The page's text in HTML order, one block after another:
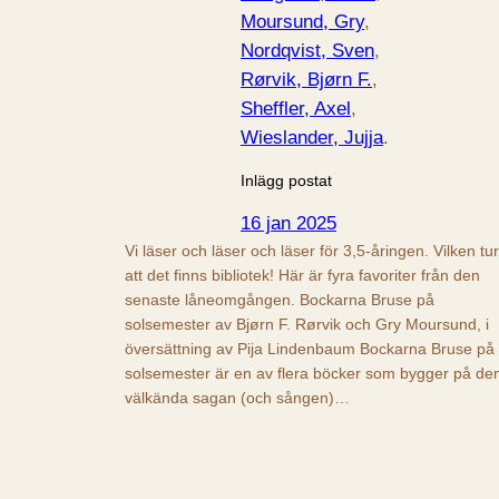
Moursund, Gry
Nordqvist, Sven
Rørvik, Bjørn F.
Sheffler, Axel
Wieslander, Jujja.
Inlägg postat
16 jan 2025
Vi läser och läser och läser för 3,5-åringen. Vilken tur
att det finns bibliotek! Här är fyra favoriter från den
senaste låneomgången. Bockarna Bruse på
solsemester av Bjørn F. Rørvik och Gry Moursund, i
översättning av Pija Lindenbaum Bockarna Bruse på
solsemester är en av flera böcker som bygger på
välkända sagan (och sången)…